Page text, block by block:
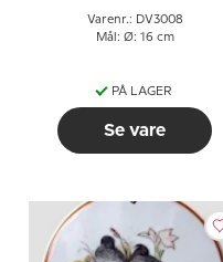
Varenr.: DV3008
Mål: Ø: 16 cm
PÅ LAGER
Se vare